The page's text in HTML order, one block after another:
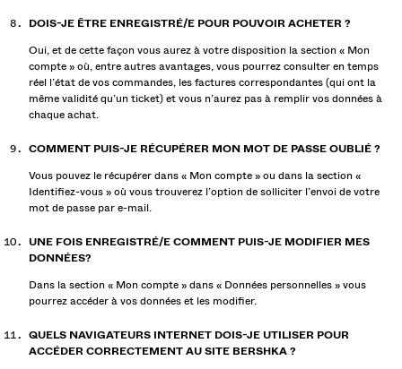
DOIS-JE ÊTRE ENREGISTRÉ/E POUR POUVOIR ACHETER ?
Oui, et de cette façon vous aurez à votre disposition la section « Mon
compte » où, entre autres avantages, vous pourrez consulter en temps
réel l’état de vos commandes, les factures correspondantes (qui ont la
même validité qu’un ticket) et vous n’aurez pas à remplir vos données à
chaque achat.
COMMENT PUIS-JE RÉCUPÉRER MON MOT DE PASSE OUBLIÉ ?
Vous pouvez le récupérer dans « Mon compte » ou dans la section «
Identifiez-vous » où vous trouverez l’option de solliciter l’envoi de votre
mot de passe par e-mail.
UNE FOIS ENREGISTRÉ/E COMMENT PUIS-JE MODIFIER MES
DONNÉES?
Dans la section « Mon compte » dans « Données personnelles » vous
pourrez accéder à vos données et les modifier.
QUELS NAVIGATEURS INTERNET DOIS-JE UTILISER POUR
ACCÉDER CORRECTEMENT AU SITE BERSHKA ?